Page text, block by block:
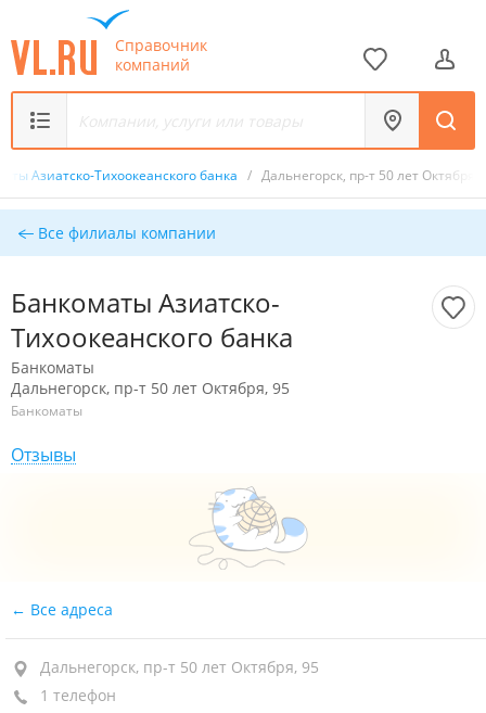
Справочник
компаний
Азиатско-Тихоокеанского банка / Дальнегорск, пр-т 50 лет Октября,
Все филиалы компании
Банкоматы Азиатско-
Тихоокеанского банка
Банкоматы
Дальнегорск, пр-т 50 лет Октября, 95
Банкоматы
Отзывы
Все адреса
Дальнегорск, пр-т 50 лет Октября, 95
1 телефон